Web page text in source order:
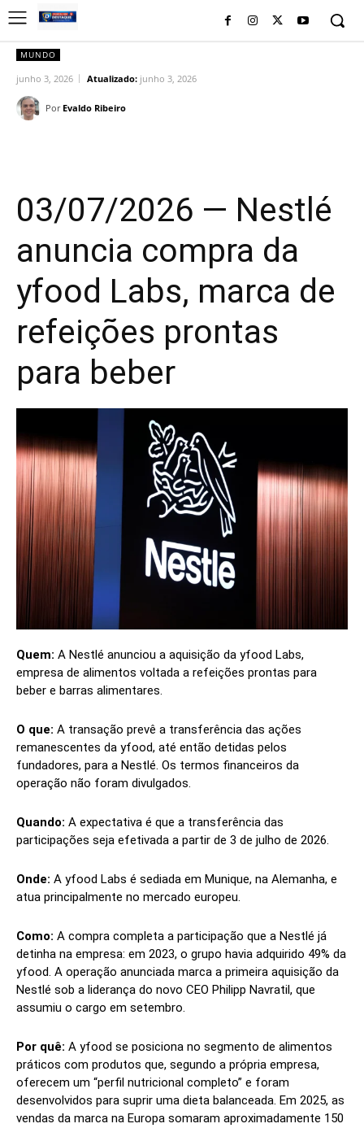
MUNDO
junho 3, 2026 Atualizado: junho 3, 2026
Por Evaldo Ribeiro
03/07/2026 — Nestlé
anuncia compra da
yfood Labs, marca de
refeições prontas
para beber
Quem: A Nestlé anunciou a aquisição da yfood Labs,
empresa de alimentos voltada a refeições prontas para
beber e barras alimentares.
O que: A transação prevê a transferência das ações
remanescentes da yfood, até então detidas pelos
fundadores, para a Nestlé. Os termos financeiros da
operação não foram divulgados.
Quando: A expectativa é que a transferência das
participações seja efetivada a partir de 3 de julho de 2026.
Onde: A yfood Labs é sediada em Munique, na Alemanha, e
atua principalmente no mercado europeu.
Como: A compra completa a participação que a Nestlé já
detinha na empresa: em 2023, o grupo havia adquirido 49% da
yfood. A operação anunciada marca a primeira aquisição da
Nestlé sob a liderança do novo CEO Philipp Navratil, que
assumiu o cargo em setembro.
Por quê: A yfood se posiciona no segmento de alimentos
práticos com produtos que, segundo a própria empresa,
oferecem um “perfil nutricional completo” e foram
desenvolvidos para suprir uma dieta balanceada. Em 2025, as
vendas da marca na Europa somaram aproximadamente 150